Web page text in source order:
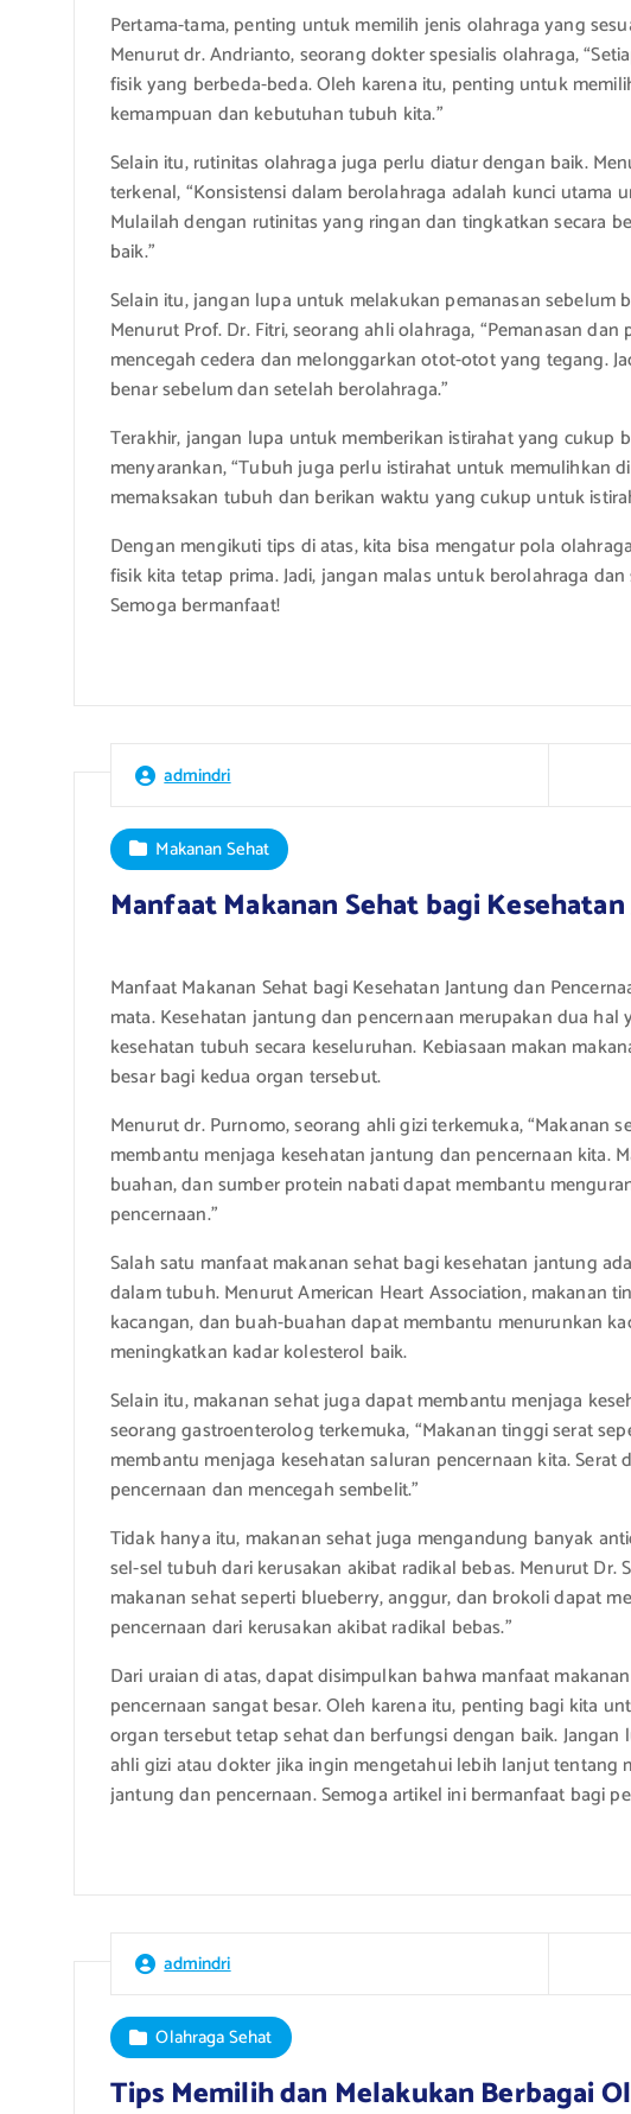
Pertama-tama, penting untuk memilih jenis olahraga yang
Menurut dr. Andrianto, seorang dokter spesialis olahraga,
fisik yang berbeda-beda. Oleh karena itu, penting untuk
kemampuan dan kebutuhan tubuh kita.”
Selain itu, rutinitas olahraga juga perlu diatur dengan baik.
terkenal, “Konsistensi dalam berolahraga adalah kunci utama
Mulailah dengan rutinitas yang ringan dan tingkatkan secara
baik.”
Selain itu, jangan lupa untuk melakukan pemanasan sebelum
Menurut Prof. Dr. Fitri, seorang ahli olahraga, “Pemanasan
mencegah cedera dan melonggarkan otot-otot yang tegang.
benar sebelum dan setelah berolahraga.”
Terakhir, jangan lupa untuk memberikan istirahat yang cukup
menyarankan, “Tubuh juga perlu istirahat untuk memulihkan
memaksakan tubuh dan berikan waktu yang cukup untuk
Dengan mengikuti tips di atas, kita bisa mengatur pola
fisik kita tetap prima. Jadi, jangan malas untuk berolahraga
Semoga bermanfaat!
admindri
Makanan Sehat
Manfaat Makanan Sehat bagi
Manfaat Makanan Sehat bagi Kesehatan Jantung dan
mata. Kesehatan jantung dan pencernaan merupakan dua
kesehatan tubuh secara keseluruhan. Kebiasaan makan
besar bagi kedua organ tersebut.
Menurut dr. Purnomo, seorang ahli gizi terkemuka, “Makanan
membantu menjaga kesehatan jantung dan pencernaan kita.
buahan, dan sumber protein nabati dapat membantu
pencernaan.”
Salah satu manfaat makanan sehat bagi kesehatan jantung
dalam tubuh. Menurut American Heart Association, makanan
kacangan, dan buah-buahan dapat membantu menurunkan
meningkatkan kadar kolesterol baik.
Selain itu, makanan sehat juga dapat membantu menjaga
seorang gastroenterolog terkemuka, “Makanan tinggi serat
membantu menjaga kesehatan saluran pencernaan kita.
pencernaan dan mencegah sembelit.”
Tidak hanya itu, makanan sehat juga mengandung banyak
sel-sel tubuh dari kerusakan akibat radikal bebas. Menurut Dr.
makanan sehat seperti blueberry, anggur, dan brokoli dapat
pencernaan dari kerusakan akibat radikal bebas.”
Dari uraian di atas, dapat disimpulkan bahwa manfaat
pencernaan sangat besar. Oleh karena itu, penting bagi kita
organ tersebut tetap sehat dan berfungsi dengan baik.
ahli gizi atau dokter jika ingin mengetahui lebih lanjut tentang
jantung dan pencernaan. Semoga artikel ini bermanfaat bagi
admindri
Olahraga Sehat
Tips Memilih dan Melakukan Berbagai